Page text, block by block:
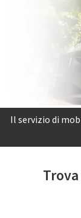
Il servizio di